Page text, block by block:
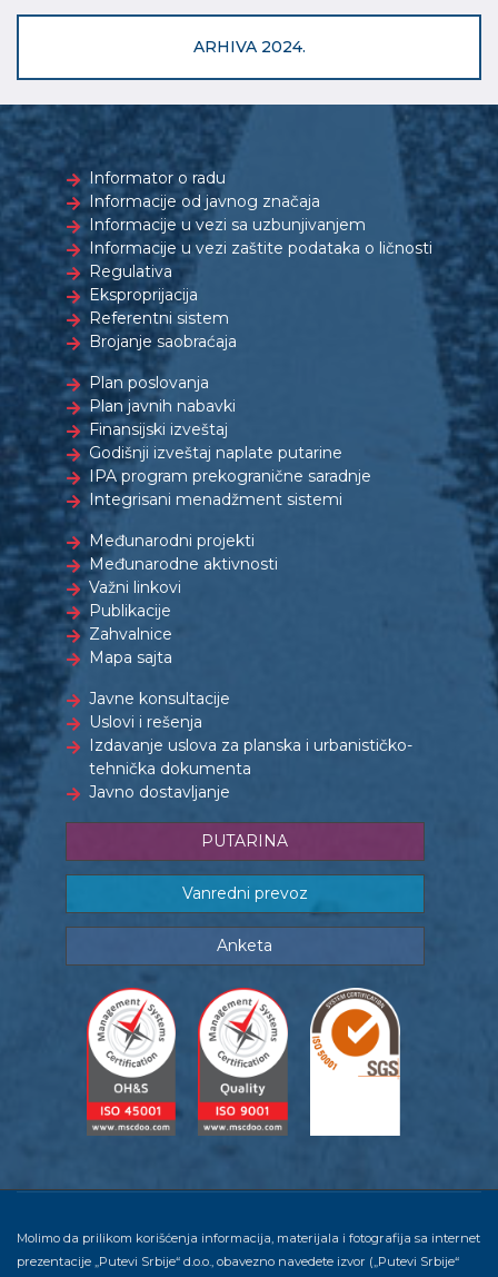
ARHIVA 2024.
Informator o radu
Informacije od javnog značaja
Informacije u vezi sa uzbunjivanjem
Informacije u vezi zaštite podataka o ličnosti
Regulativa
Eksproprijacija
Referentni sistem
Brojanje saobraćaja
Plan poslovanja
Plan javnih nabavki
Finansijski izveštaj
Godišnji izveštaj naplate putarine
IPA program prekogranične saradnje
Integrisani menadžment sistemi
Međunarodni projekti
Međunarodne aktivnosti
Važni linkovi
Publikacije
Zahvalnice
Mapa sajta
Javne konsultacije
Uslovi i rešenja
Izdavanje uslova za planska i urbanističko-
tehnička dokumenta
Javno dostavljanje
PUTARINA
Vanredni prevoz
Anketa
Molimo da prilikom korišćenja informacija, materijala i fotografija sa internet
prezentacije „Putevi Srbije“ d.o.o., obavezno navedete izvor („Putevi Srbije“